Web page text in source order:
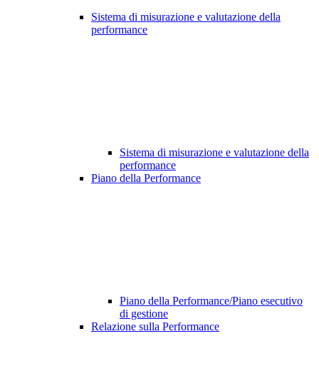
Sistema di misurazione e valutazione della
performance
Sistema di misurazione e valutazione della
performance
Piano della Performance
Piano della Performance/Piano esecutivo
di gestione
Relazione sulla Performance